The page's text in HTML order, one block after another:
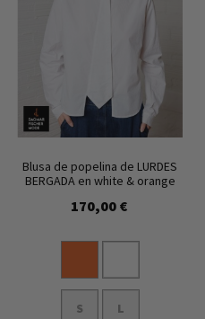
Blusa de popelina de LURDES
BERGADA en white & orange
170,00 €
S L